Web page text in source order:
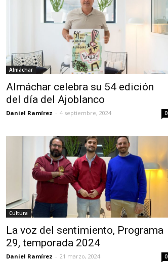
Almáchar
Almáchar celebra su 54 edición
del día del Ajoblanco
Daniel Ramírez - 4 septiembre, 2024 0
Cultura
La voz del sentimiento, Programa
29, temporada 2024
Daniel Ramírez - 21 marzo, 2024 0